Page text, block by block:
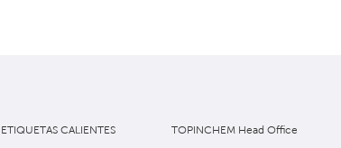
ETIQUETAS CALIENTES TOPINCHEM Head Office